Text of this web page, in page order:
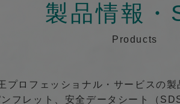
製品情報・
Products
プロフェッショナル・サービスの製
フレット、安全データシート（